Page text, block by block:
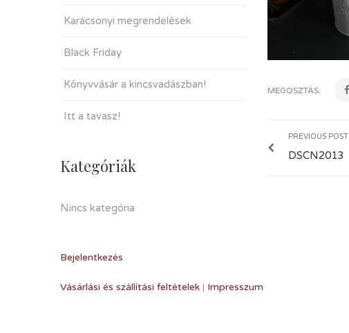
Karácsonyi megrendelések
Black Friday
Könyvvásár a kincsvadászban!
Itt a tavasz!
Kategóriák
Nincs kategória
Bejelentkezés
MEGOSZTÁS:
PREVIOUS POST
DSCN2013
Vásárlási és szállítási feltételek | Impresszum